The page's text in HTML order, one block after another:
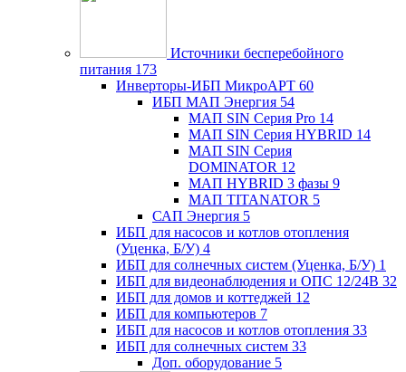
Источники бесперебойного
питания 173
Инверторы-ИБП МикроАРТ 60
ИБП МАП Энергия 54
МАП SIN Серия Pro 14
МАП SIN Серия HYBRID 14
МАП SIN Серия
DOMINATOR 12
МАП HYBRID 3 фазы 9
МАП TITANATOR 5
САП Энергия 5
ИБП для насосов и котлов отопления
(Уценка, Б/У) 4
ИБП для солнечных систем (Уценка, Б/У) 1
ИБП для видеонаблюдения и ОПС 12/24В 32
ИБП для домов и коттеджей 12
ИБП для компьютеров 7
ИБП для насосов и котлов отопления 33
ИБП для солнечных систем 33
Доп. оборудование 5